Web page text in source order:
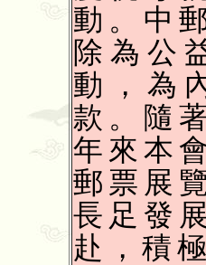
動。中
除為公
動，為
款。隨
年來本
郵票展
長足發
赴，積